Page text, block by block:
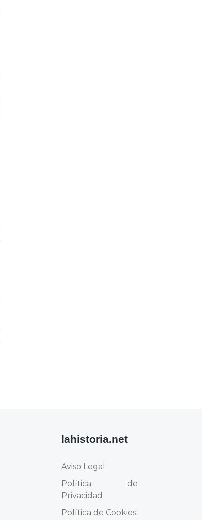
lahistoria.net
Aviso Legal
Política de
Privacidad
Política de Cookies